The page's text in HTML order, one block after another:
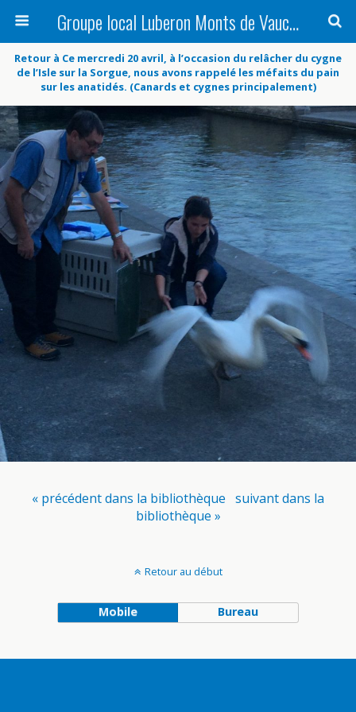
Groupe local Luberon Monts de Vaucluse
Retour à Ce mercredi 20 avril, à l’occasion du relâcher du cygne
de l’Isle sur la Sorgue, nous avons rappelé les méfaits du pain
sur les anatidés. (Canards et cygnes principalement)
« précédent dans la bibliothèque suivant dans la
bibliothèque »
Retour au début
Mobile Bureau